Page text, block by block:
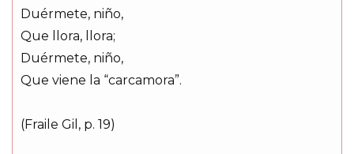
Duérmete, niño,
Que llora, llora;
Duérmete, niño,
Que viene la “carcamora”.
(Fraile Gil, p. 19)